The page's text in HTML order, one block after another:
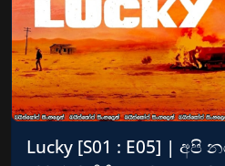
Lucky [S01 : E05] |